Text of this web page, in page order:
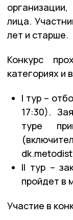
лица.
лет и старше.
Конкурс
категориях и
I тур –
17:30).
туре
II тур –
пройдет в
Участие в